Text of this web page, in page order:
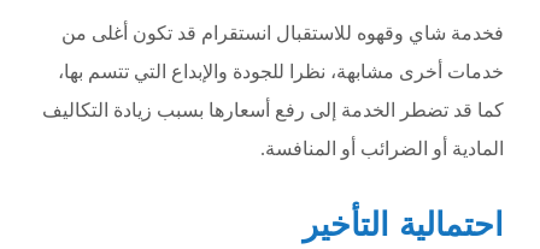
فخدمة شاي وقهوه للاستقبال انستقرام قد تكون أغلى من
خدمات أخرى مشابهة، نظرا للجودة والإبداع التي تتسم بها،
كما قد تضطر الخدمة إلى رفع أسعارها بسبب زيادة التكاليف
المادية أو الضرائب أو المنافسة.
احتمالية التأخير